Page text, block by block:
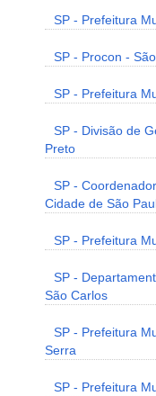
SP - Prefeitura
SP - Procon -
SP - Prefeitura
SP - Divisão de
Preto
SP -
Cidade de São
SP - Prefeitura
SP -
São Carlos
SP - Prefeitura
Serra
SP - Prefeitura